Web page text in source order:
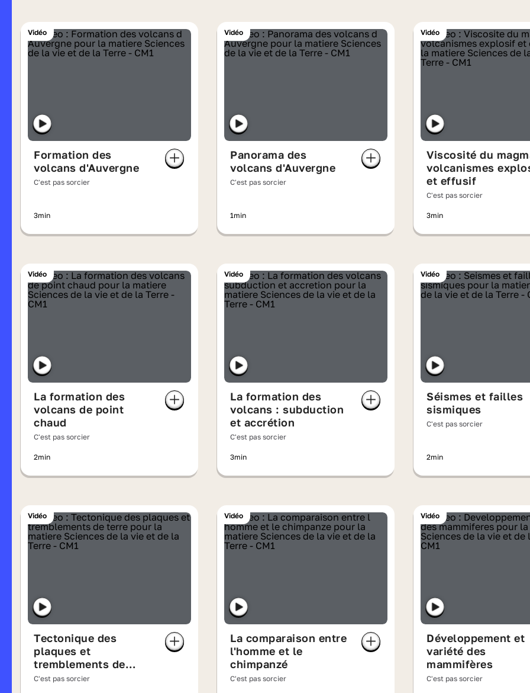
Vidéo
Formation des
volcans d'Auvergne
C'est pas sorcier
3min
Vidéo
Panorama des
volcans d'Auvergne
C'est pas sorcier
1min
Vidéo
Viscosité du
volcanismes
et effusif
C'est pas sorcier
3min
Vidéo
La formation des
volcans de point
chaud
C'est pas sorcier
2min
Vidéo
La formation des
volcans : subduction
et accrétion
C'est pas sorcier
3min
Vidéo
Séismes et failles
sismiques
C'est pas sorcier
2min
Vidéo
Tectonique des
plaques et
tremblements de
terre
C'est pas sorcier
Vidéo
La comparaison entre
l'homme et le
chimpanzé
C'est pas sorcier
Vidéo
Développement et
variété des
mammifères
C'est pas sorcier